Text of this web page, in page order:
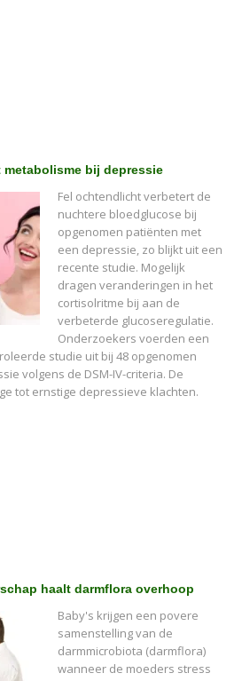
bij depressie
Fel ochtendlicht verbetert de
nuchtere bloedglucose bij
opgenomen patiënten met
een depressie, zo blijkt uit een
recente studie. Mogelijk
dragen veranderingen in het
cortisolritme bij aan de
verbeterde glucoseregulatie.
Onderzoekers voerden een
studie uit bij 48 opgenomen
volgens de DSM-IV-criteria. De
tot ernstige depressieve klachten.
haalt darmflora overhoop
Baby's krijgen een povere
samenstelling van de
darmmicrobiota (darmflora)
wanneer de moeders stress